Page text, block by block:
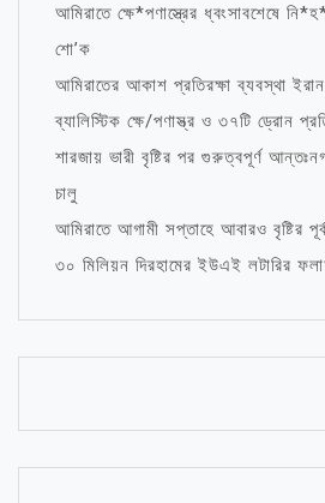
আমিরাতে ক্ষে*পণাস্ত্রের ধ্বংসাবশেষে
শো’ক
আমিরাতের আকাশ প্রতিরক্ষা ব্যবস্থা
ব্যালিস্টিক ক্ষে/পণাস্ত্র ও ৩৭টি ড্রোন
শারজায় ভারী বৃষ্টির পর গুরুত্বপূর্ণ
চালু
আমিরাতে আগামী সপ্তাহে আবারও বৃষ্টির
৩০ মিলিয়ন দিরহামের ইউএই লটারির